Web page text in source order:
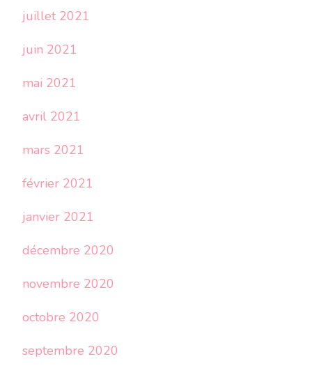
juillet 2021
juin 2021
mai 2021
avril 2021
mars 2021
février 2021
janvier 2021
décembre 2020
novembre 2020
octobre 2020
septembre 2020